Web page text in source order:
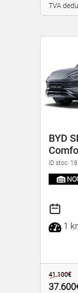
TVA
BYD
ID stoc:
1
41.100€